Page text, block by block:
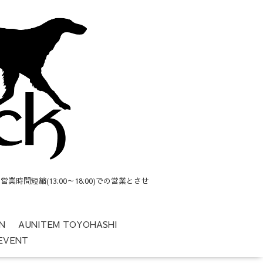
業時間短縮(13:00～18:00)での営業とさせ
AUNITEM TOYOHASHI